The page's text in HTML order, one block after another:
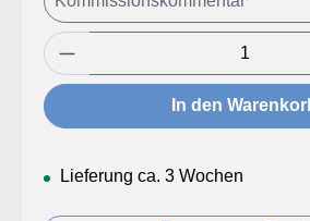
Produkt Anzahl: Gib
In den
Lieferung ca. 3 Wochen